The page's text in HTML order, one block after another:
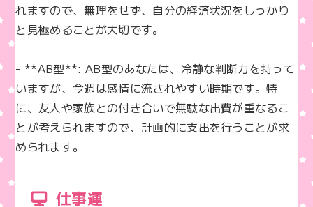
れますので、無理をせず、自分の経済状況をしっかり
と見極めることが大切です。
- **AB型**: AB型のあなたは、冷静な判断力を持って
いますが、今週は感情に流されやすい時期です。特
に、友人や家族との付き合いで無駄な出費が重なるこ
とが考えられますので、計画的に支出を行うことが求
められます。
仕事運